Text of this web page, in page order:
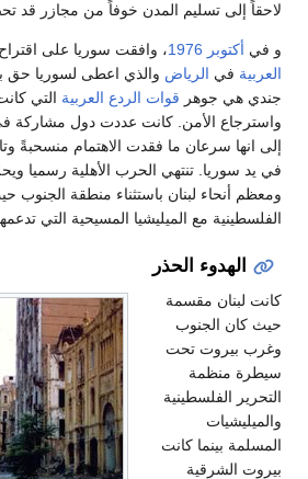
لاحقاً إلى تسليم المدن خوفاً من مجازر قد
و في أكتوبر 1976، وافقت سوريا على
العربية في الرياض
جندي هي جوهر قوات الردع العربية التي
واسترجاع الأمن. كانت عددت دول مشاركة
إلى انها سرعان ما فقدت الاهتمام منسحبةً
في يد سوريا. تنتهي الحرب الأهلية رسميا
ومعظم أنحاء لبنان باستثناء منطقة الجنوب
الفلسطينية مع الميليشيا المسيحية التي
الهدوء الحذر
كانت لبنان مقسمة
حيث كان الجنوب
وغرب بيروت تحت
سيطرة منظمة
التحرير الفلسطينية
والميليشيات
المسلمة بينما كانت
بيروت الشرقية